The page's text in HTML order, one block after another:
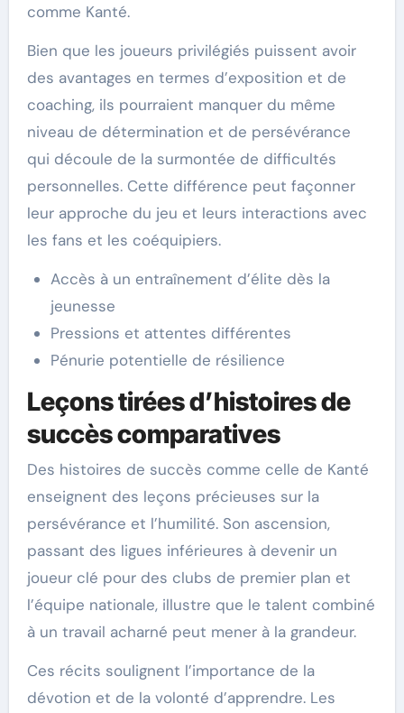
comme Kanté.
Bien que les joueurs privilégiés puissent avoir
des avantages en termes d’exposition et de
coaching, ils pourraient manquer du même
niveau de détermination et de persévérance
qui découle de la surmontée de difficultés
personnelles. Cette différence peut façonner
leur approche du jeu et leurs interactions avec
les fans et les coéquipiers.
Accès à un entraînement d’élite dès la
jeunesse
Pressions et attentes différentes
Pénurie potentielle de résilience
Leçons tirées d’histoires de
succès comparatives
Des histoires de succès comme celle de Kanté
enseignent des leçons précieuses sur la
persévérance et l’humilité. Son ascension,
passant des ligues inférieures à devenir un
joueur clé pour des clubs de premier plan et
l’équipe nationale, illustre que le talent combiné
à un travail acharné peut mener à la grandeur.
Ces récits soulignent l’importance de la
dévotion et de la volonté d’apprendre. Les